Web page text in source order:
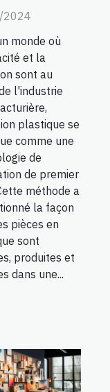
monde où
et la
sont au
l'industrie
plastique se
comme une
de
de premier
méthode a
la façon
pièces en
sont
produites et
dans une...